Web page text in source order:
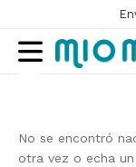
Ir
a
Ir
al
No se encontró
otra vez o echa